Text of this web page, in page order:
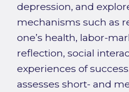
depression, and
mechanisms such as
one’s health, labor-
reflection, social
experiences of
assesses short- and